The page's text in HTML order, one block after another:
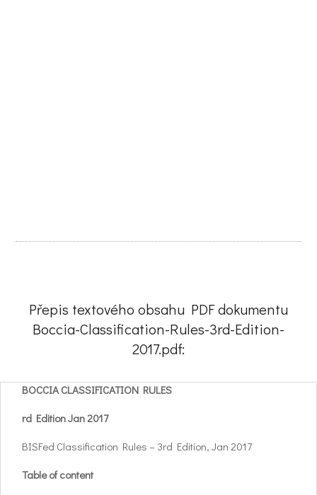
Přepis textového obsahu PDF dokumentu
Boccia-Classification-Rules-3rd-Edition-
2017.pdf:
BOCCIA CLASSIFICATION RULES
rd Edition Jan 2017
BISFed Classification Rules – 3rd Edition, Jan 2017
Table of content